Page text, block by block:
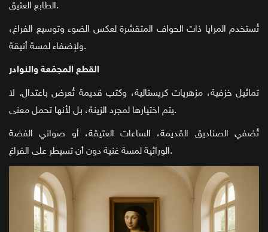
الطابع العتيق.
تُستخدم المرايا ذات الحواف المتقشرة لعكس الضوء وتوسيع الفراغ،
ولإضفاء لمسة أنيقة.
القطع المجمّعة والنوادر
تماثيل خزفية، مزهريات كريستالية، وكتب قديمة تُعرض باعتدال. لا
يتم اختيارها لمجرد الزينة، بل لأنها تحمل معنى.
تُضفي الصناديق القديمة، الساعات العتيقة، أو صواني الفضة
الوراثية لمسة غنية دون أن تسيطر على الفراغ.